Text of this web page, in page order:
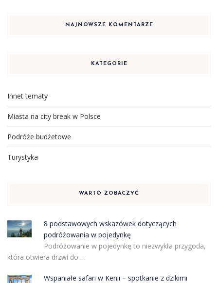
NAJNOWSZE KOMENTARZE
KATEGORIE
Innet tematy
Miasta na city break w Polsce
Podróże budżetowe
Turystyka
WARTO ZOBACZYĆ
8 podstawowych wskazówek dotyczących
podróżowania w pojedynkę
Podróżowanie w pojedynkę to niezwykła przygoda,
która otwiera drzwi do …
Wspaniałe safari w Kenii – spotkanie z dzikimi